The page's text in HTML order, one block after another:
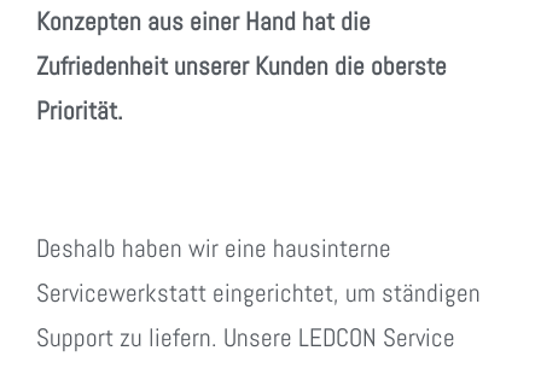
Konzepten aus einer Hand hat die
Zufriedenheit unserer Kunden die oberste
Priorität.
Deshalb haben wir eine hausinterne
Servicewerkstatt eingerichtet, um ständigen
Support zu liefern. Unsere LEDCON Service